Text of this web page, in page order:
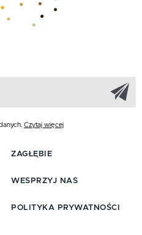
Czytaj więcej
ZAGŁĘBIE
WESPRZYJ NAS
POLITYKA PRYWATNOŚCI